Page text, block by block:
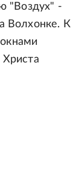
"Воздух" -
Волхонке. К
Христа